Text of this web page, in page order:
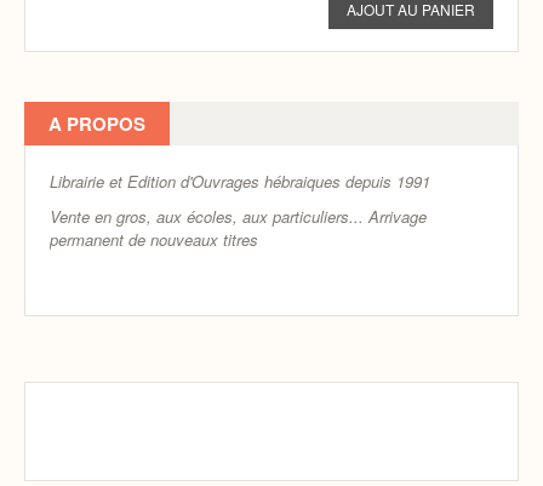
A PROPOS
Librairie et Edition d'Ouvrages hébraiques depuis 1991
Vente en gros, aux écoles, aux particuliers...Arrivage
permanent de nouveaux titres